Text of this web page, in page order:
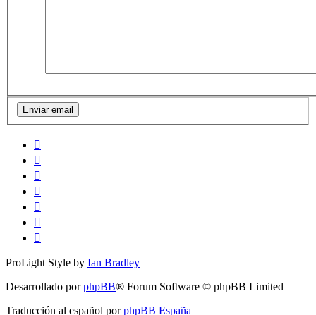
ProLight Style by Ian Bradley
Desarrollado porphpBB® Forum Software © phpBB Limited
Traducción al español porphpBB España